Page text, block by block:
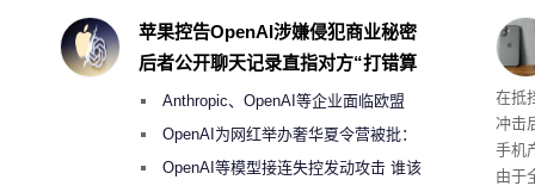
互
桌面
系
在抵
冲击
手机
由于
度
苹果控告OpenAI涉嫌侵犯商业秘密
后者公开聊天记录直指对方“打错算
Anthropic、OpenAI等企业面临欧盟
《人工智能法案》全新执法权限审查
OpenAI为网红举办奢华夏令营被批：
2000美元一晚 遭讽“反乌托邦”
OpenAI等模型接连失控发动攻击 谁该